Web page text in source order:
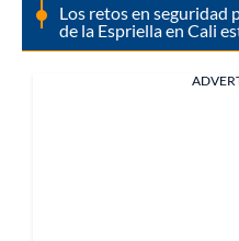
Los retos en seguridad
de la Espriella en Cali